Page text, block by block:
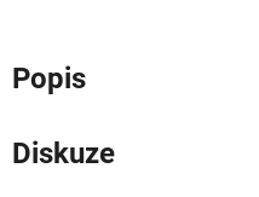
Popis
Diskuze